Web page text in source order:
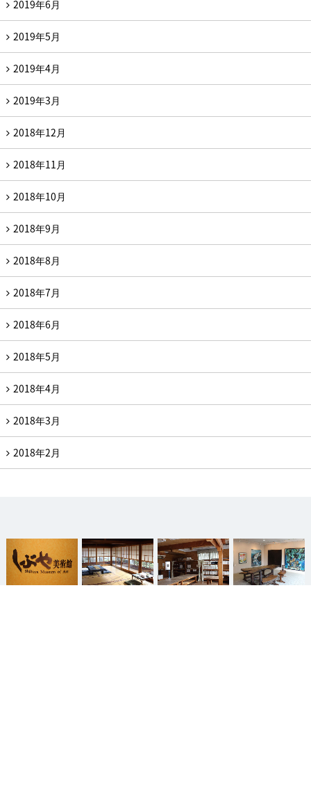
2019年6月
2019年5月
2019年4月
2019年3月
2018年12月
2018年11月
2018年10月
2018年9月
2018年8月
2018年7月
2018年6月
2018年5月
2018年4月
2018年3月
2018年2月